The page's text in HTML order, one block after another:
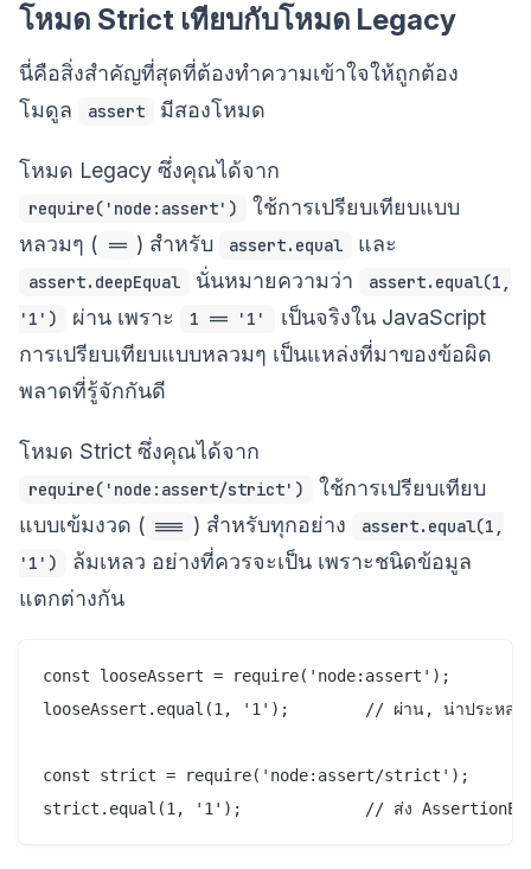
โหมด Strict เทียบกับโหมด Legacy
นี่คือสิ่งสำคัญที่สุดที่ต้องทำความเข้าใจให้ถูกต้อง
โมดูล
assert มีสองโหมด
โหมด Legacy ซึ่งคุณได้จาก
require('node:assert')
ใช้การเปรียบเทียบแบบ
หลวมๆ ( == ) สำหรับ assert.equal และ
assert.deepEqual นั่นหมายความว่า
assert.equal(1,
'1')
ผ่าน เพราะ 1 == '1'
เป็นจริงใน JavaScript
การเปรียบเทียบแบบหลวมๆ เป็นแหล่งที่มาของข้อผิด
พลาดที่รู้จักกันดี
โหมด Strict ซึ่งคุณได้จาก
require('node:assert/strict')
ใช้การเปรียบเทียบ
แบบเข้มงวด ( === ) สำหรับทุกอย่าง
assert.equal(1,
'1')
ล้มเหลว อย่างที่ควรจะเป็น เพราะชนิดข้อมูล
แตกต่างกัน
const looseAssert = require('node:assert');
looseAssert.equal(1, '1');        // ผ่าน, น่าประหลาดใ
const strict = require('node:assert/strict');